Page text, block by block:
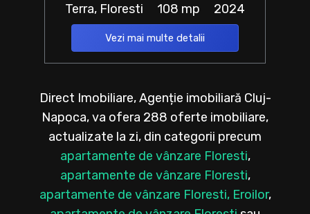
Terra, Floresti
108 mp 2024
Vezi mai multe detalii
Direct Imobiliare, Agenție imobiliară Cluj-
Napoca, va ofera 288 oferte imobiliare,
actualizate la zi, din categorii precum
apartamente de vânzare Floresti,
apartamente de vânzare Floresti,
apartamente de vânzare Floresti, Eroilor,